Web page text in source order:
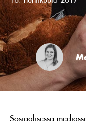
Sosiaalisessa